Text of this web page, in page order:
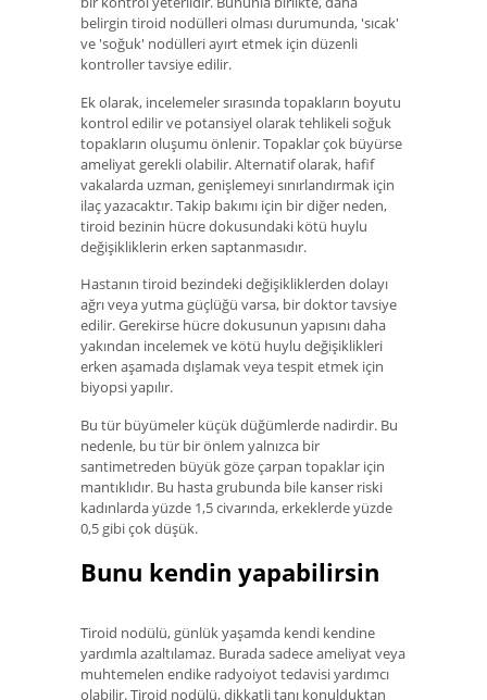
belirgin tiroid nodülleri olması durumunda, 'sıcak'
ve 'soğuk' nodülleri ayırt etmek için düzenli
kontroller tavsiye edilir.
Ek olarak, incelemeler sırasında topakların boyutu
kontrol edilir ve potansiyel olarak tehlikeli soğuk
topakların oluşumu önlenir. Topaklar çok büyürse
ameliyat gerekli olabilir. Alternatif olarak, hafif
vakalarda uzman, genişlemeyi sınırlandırmak için
ilaç yazacaktır. Takip bakımı için bir diğer neden,
tiroid bezinin hücre dokusundaki kötü huylu
değişikliklerin erken saptanmasıdır.
Hastanın tiroid bezindeki değişikliklerden dolayı
ağrı veya yutma güçlüğü varsa, bir doktor tavsiye
edilir. Gerekirse hücre dokusunun yapısını daha
yakından incelemek ve kötü huylu değişiklikleri
erken aşamada dışlamak veya tespit etmek için
biyopsi yapılır.
Bu tür büyümeler küçük düğümlerde nadirdir. Bu
nedenle, bu tür bir önlem yalnızca bir
santimetreden büyük göze çarpan topaklar için
mantıklıdır. Bu hasta grubunda bile kanser riski
kadınlarda yüzde 1,5 civarında, erkeklerde yüzde
0,5 gibi çok düşük.
Bunu kendin yapabilirsin
Tiroid nodülü, günlük yaşamda kendi kendine
yardımla azaltılamaz. Burada sadece ameliyat veya
muhtemelen endike radyoiyot tedavisi yardımcı
olabilir. Tiroid nodülü, dikkatli tanı konulduktan